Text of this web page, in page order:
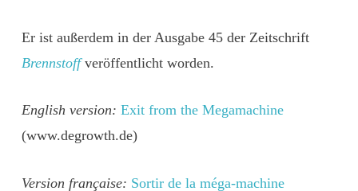
Er ist außerdem in der Ausgabe 45 der Zeitschrift
Brennstoffveröffentlicht worden.
English version: Exit from the Megamachine
(www.degrowth.de)
Version française: Sortir de la méga-machine